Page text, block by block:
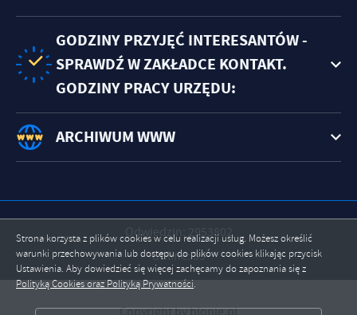
GODZINY PRZYJĘĆ INTERESANTÓW -
SPRAWDŹ W ZAKŁADCE KONTAKT.
GODZINY PRACY URZĘDU:
ARCHIWUM WWW
Odwiedzin: 2953802
Online: 39
Copyright by blonie.pl
Strona korzysta z plików cookies w celu realizacji usług. Możesz określić
warunki przechowywania lub dostępu do plików cookies klikając przycisk
Ustawienia. Aby dowiedzieć się więcej zachęcamy do zapoznania się z
Polityką Cookies oraz Polityką Prywatności.